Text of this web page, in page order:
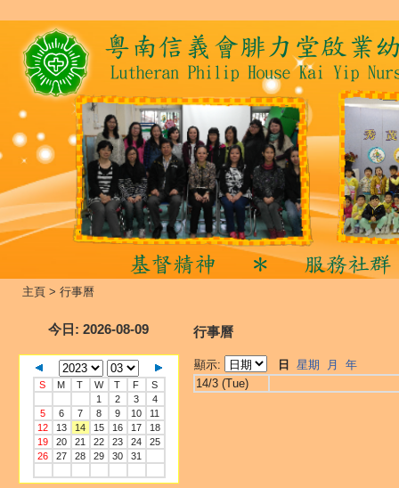
主頁 > 行事曆
今日 : 2026-08-09
S M T W T F
S
1
2 3
4
5
6 7 8 9 10
11
12
13 14 15 16 17
18
19
20 21 22 23 24
25
26
27 28 29 30 31
行事曆
顯示: 日 星期 月
年
14/3 (Tue)